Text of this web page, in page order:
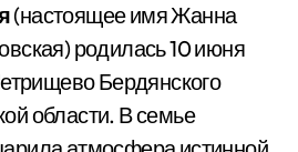
(настоящее имя Жанна
родилась 10 июня
Бердянского
области. В семье